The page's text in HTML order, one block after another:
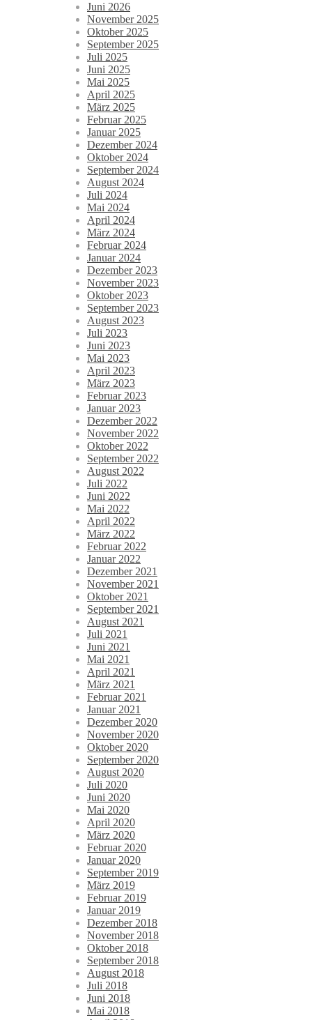
Juni 2026
November 2025
Oktober 2025
September 2025
Juli 2025
Juni 2025
Mai 2025
April 2025
März 2025
Februar 2025
Januar 2025
Dezember 2024
Oktober 2024
September 2024
August 2024
Juli 2024
Mai 2024
April 2024
März 2024
Februar 2024
Januar 2024
Dezember 2023
November 2023
Oktober 2023
September 2023
August 2023
Juli 2023
Juni 2023
Mai 2023
April 2023
März 2023
Februar 2023
Januar 2023
Dezember 2022
November 2022
Oktober 2022
September 2022
August 2022
Juli 2022
Juni 2022
Mai 2022
April 2022
März 2022
Februar 2022
Januar 2022
Dezember 2021
November 2021
Oktober 2021
September 2021
August 2021
Juli 2021
Juni 2021
Mai 2021
April 2021
März 2021
Februar 2021
Januar 2021
Dezember 2020
November 2020
Oktober 2020
September 2020
August 2020
Juli 2020
Juni 2020
Mai 2020
April 2020
März 2020
Februar 2020
Januar 2020
September 2019
März 2019
Februar 2019
Januar 2019
Dezember 2018
November 2018
Oktober 2018
September 2018
August 2018
Juli 2018
Juni 2018
Mai 2018